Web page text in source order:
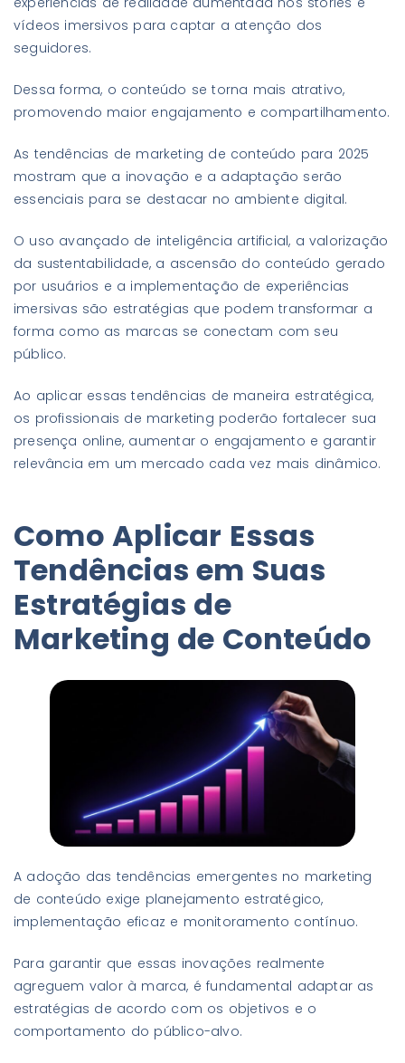
vídeos imersivos para captar a atenção dos
seguidores.
Dessa forma, o conteúdo se torna mais atrativo,
promovendo maior engajamento e compartilhamento.
As tendências de marketing de conteúdo para 2025
mostram que a inovação e a adaptação serão
essenciais para se destacar no ambiente digital.
O uso avançado de inteligência artificial, a valorização
da sustentabilidade, a ascensão do conteúdo gerado
por usuários e a implementação de experiências
imersivas são estratégias que podem transformar a
forma como as marcas se conectam com seu
público.
Ao aplicar essas tendências de maneira estratégica,
os profissionais de marketing poderão fortalecer sua
presença online, aumentar o engajamento e garantir
relevância em um mercado cada vez mais dinâmico.
Como Aplicar Essas
Tendências em Suas
Estratégias de
Marketing de Conteúdo
A adoção das tendências emergentes no marketing
de conteúdo exige planejamento estratégico,
implementação eficaz e monitoramento contínuo.
Para garantir que essas inovações realmente
agreguem valor à marca, é fundamental adaptar as
estratégias de acordo com os objetivos e o
comportamento do público-alvo.